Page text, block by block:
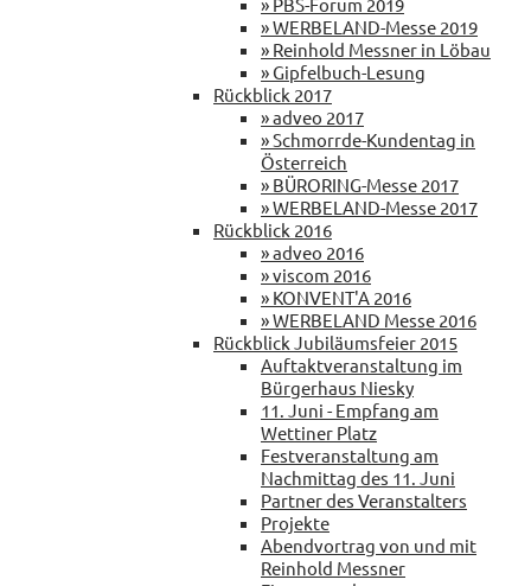
» WERBELAND-Messe 2019
» Reinhold Messner in Löbau
» Gipfelbuch-Lesung
Rückblick 2017
» adveo 2017
» Schmorrde-Kundentag in
Österreich
» BÜRORING-Messe 2017
» WERBELAND-Messe 2017
Rückblick 2016
» adveo 2016
» viscom 2016
» KONVENT'A 2016
» WERBELAND Messe 2016
Rückblick Jubiläumsfeier 2015
Auftaktveranstaltung im
Bürgerhaus Niesky
11. Juni - Empfang am
Wettiner Platz
Festveranstaltung am
Nachmittag des 11. Juni
Partner des Veranstalters
Projekte
Abendvortrag von und mit
Reinhold Messner